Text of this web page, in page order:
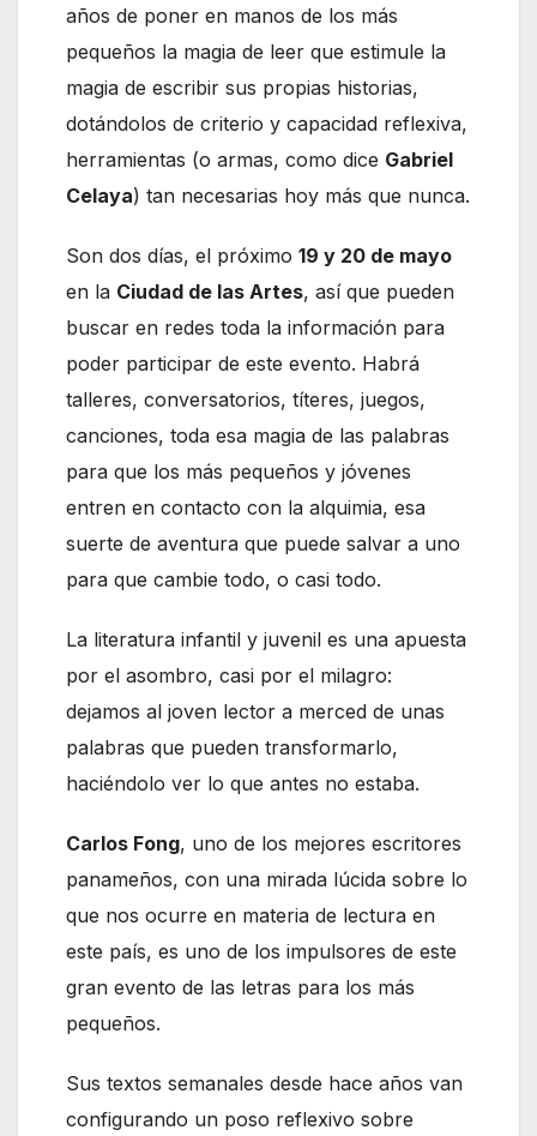
años de poner en manos de los más
pequeños la magia de leer que estimule la
magia de escribir sus propias historias,
dotándolos de criterio y capacidad reflexiva,
herramientas (o armas, como dice Gabriel
Celaya) tan necesarias hoy más que nunca.
Son dos días, el próximo 19 y 20 de mayo
en la Ciudad de las Artes, así que pueden
buscar en redes toda la información para
poder participar de este evento. Habrá
talleres, conversatorios, títeres, juegos,
canciones, toda esa magia de las palabras
para que los más pequeños y jóvenes
entren en contacto con la alquimia, esa
suerte de aventura que puede salvar a uno
para que cambie todo, o casi todo.
La literatura infantil y juvenil es una apuesta
por el asombro, casi por el milagro:
dejamos al joven lector a merced de unas
palabras que pueden transformarlo,
haciéndolo ver lo que antes no estaba.
Carlos Fong, uno de los mejores escritores
panameños, con una mirada lúcida sobre lo
que nos ocurre en materia de lectura en
este país, es uno de los impulsores de este
gran evento de las letras para los más
pequeños.
Sus textos semanales desde hace años van
configurando un poso reflexivo sobre